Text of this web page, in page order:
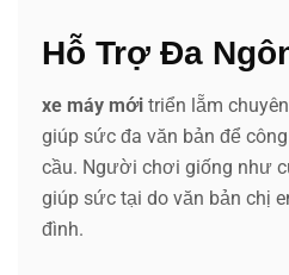
Hỗ Trợ Đa
xe máy mới triển lẵm
giúp sức đa văn bản để
cầu. Người chơi giống như
giúp sức tại do văn bản chị
đình.